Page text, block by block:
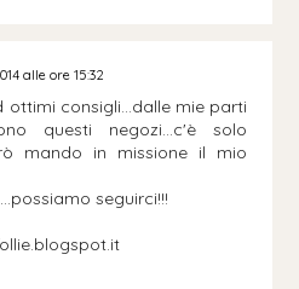
alle ore 15:32
ottimi consigli...dalle mie parti
questi negozi...c'è solo
mando in missione il mio
seguirci!!!